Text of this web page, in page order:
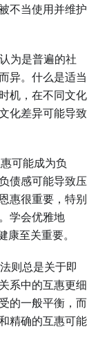
不当使用并维护
为是普遍的社
异。什么是适当
机，在不同文化
化差异可能导致
可能成为负
债感可能导致压
惠很重要，特别
学会优雅地
至关重要。
则总是关于即
系中的互惠更细
的一般平衡，而
精确的互惠可能